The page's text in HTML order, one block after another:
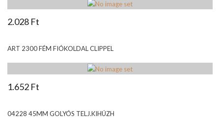
2.028 Ft
ART 2300 FÉM FIÓKOLDAL CLIPPEL
1.652 Ft
04228 45MM GOLYÓS TELJ.KIHÚZH